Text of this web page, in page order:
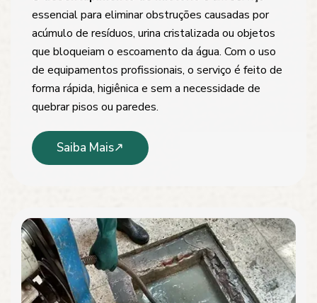
essencial para eliminar obstruções causadas por
acúmulo de resíduos, urina cristalizada ou objetos
que bloqueiam o escoamento da água. Com o uso
de equipamentos profissionais, o serviço é feito de
forma rápida, higiênica e sem a necessidade de
quebrar pisos ou paredes.
Saiba Mais